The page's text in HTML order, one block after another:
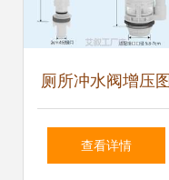
厕所冲水阀增压图
片合集 助力卫生洁
查看详情